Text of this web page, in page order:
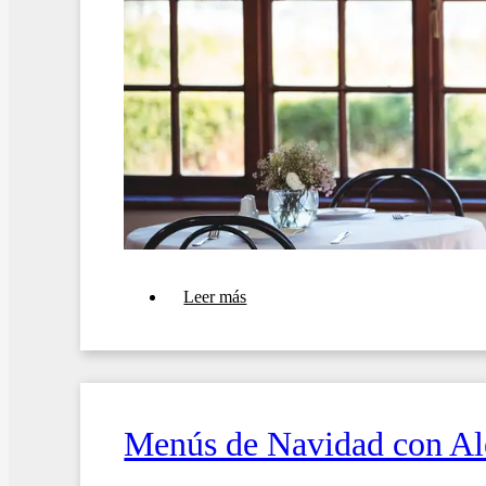
Leer más
aforos
horarios
sector
HoReCa
Menús de Navidad con